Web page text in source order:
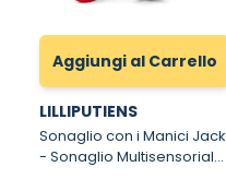
Aggiungi al Carrello
LILLIPUTIENS
Sonaglio con i Manici Jack
- Sonaglio Multisensoriale